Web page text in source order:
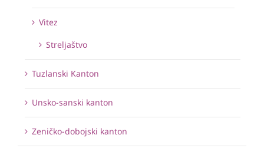
Vitez
Streljaštvo
Tuzlanski Kanton
Unsko-sanski kanton
Zeničko-dobojski kanton